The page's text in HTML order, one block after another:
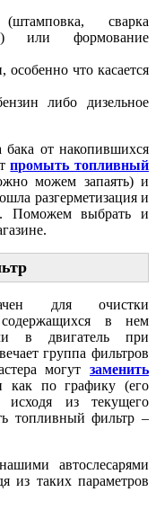
сварка
или формование
что касается
либо дизельное
бака от накопившихся
промыть топливный
можем запаять) и
разгерметизация и
Поможем выбрать и
для очистки
в нем
в двигатель при
группа фильтров
могут заменить
как по графику (его
из текущего
топливный фильтр –
автослесарями
из таких параметров